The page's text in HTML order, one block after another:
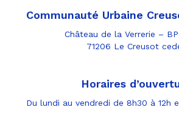
Communauté Urbaine
Château de la Verrerie –
71206 Le Creusot
Horaires
Du lundi au vendredi de 8h30 à 12h